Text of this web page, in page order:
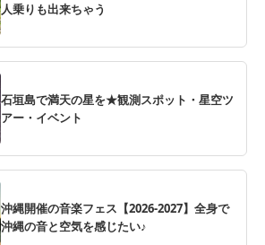
人乗りも出来ちゃう
石垣島で満天の星を★観測スポット・星空ツ
アー・イベント
沖縄開催の音楽フェス【2026-2027】全身で
沖縄の音と空気を感じたい♪